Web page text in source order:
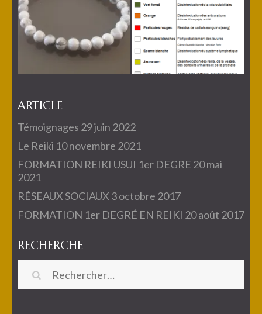
ARTICLE
Témoignages 29 juin 2022
Le Reiki 10 novembre 2021
FORMATION REIKI USUI 1er DEGRE 20 mai
2021
RÉSEAUX SOCIAUX 3 octobre 2017
FORMATION 1er DEGRÉ EN REIKI 20 août 2017
RECHERCHE
Rechercher :